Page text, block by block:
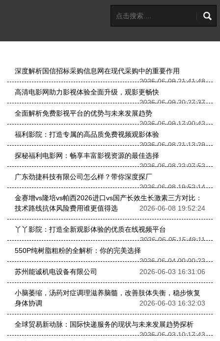
深度解析国信招标采购信息网在现代采购中的重要作用
2026-06-09 21:41:48
高清电影网助力影视体验全面升级，观影更畅快
2026-06-09 20:27:37
全面解析免费影视平台的优势与未来发展趋势
2026-06-09 17:00:42
福利影院：打造专属的高品质免费视频观影体验
2026-06-08 21:13:29
探秘福利电影网：畅享丰富影视资源的最佳选择
2026-06-08 22:07:52
广东劲捷科技有限公司怎么样？带你深度探厂
2026-06-08 19:52:14
金赛增vs隆培vs帕西2026进口vs国产长效生长激素三方对比：
技术路线抗体风险费用谁更值得选
2026-06-08 19:52:24
丫丫影院：打造全新观影体验的优质在线视频平台
2026-06-05 15:49:11
550P纯树脂粗粉的全解析：你的完美选择
2026-06-04 00:00:22
苏州能诚机电设备有限公司
2026-06-03 16:31:06
小脑萎缩，汤药对症调理滋养脑髓，改善肢体失衡，稳步恢复
身体协调
2026-06-03 16:32:03
全球贸易新动脉：国际快递服务的现状与未来发展趋势探析
2026-06-03 10:17:43